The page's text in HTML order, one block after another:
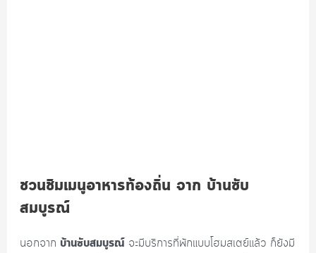
ชวนชิมเมนูอาหารท้องถิ่น จาก บ้านซับ
สมบูรณ์
นอกจาก บ้านซับสมบูรณ์จะมีบริการที่พักแบบโฮมสเตย์แล้ว ก็ยังมี